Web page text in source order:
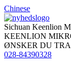
Chinese
Sichuan Keenlion
KEENLION
ØNSKER DU
028-84390328